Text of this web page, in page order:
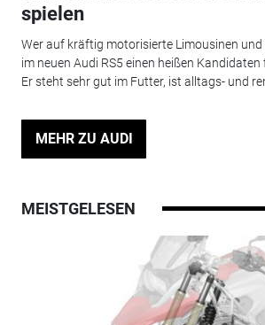
spielen
Wer auf kräftig motorisierte Limousinen
im neuen Audi RS5 einen heißen
Er steht sehr gut im Futter, ist alltags- und
MEHR ZU AUDI
MEISTGELESEN